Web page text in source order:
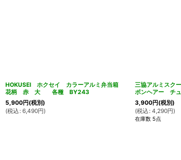
HOKUSEI ホクセイ カラーアルミ弁当箱
花柄 赤 大 各種 BY243
5,900円(税別)
(税込 : 6,490円)
三協アルミスク
ボンヘアー チ
3,900円(税別)
(税込 : 4,290円)
在庫数 5点